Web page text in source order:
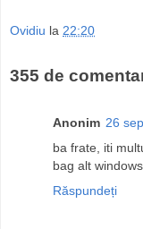
Ovidiu la 22:20
355 de
Anonim 26
ba frate, iti
bag alt
Răspundeți